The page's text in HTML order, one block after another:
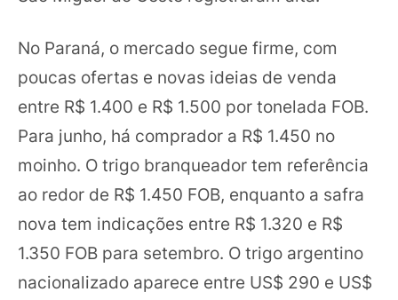
No Paraná, o mercado segue firme, com
poucas ofertas e novas ideias de venda
entre R$ 1.400 e R$ 1.500 por tonelada FOB.
Para junho, há comprador a R$ 1.450 no
moinho. O trigo branqueador tem referência
ao redor de R$ 1.450 FOB, enquanto a safra
nova tem indicações entre R$ 1.320 e R$
1.350 FOB para setembro. O trigo argentino
nacionalizado aparece entre US$ 290 e US$